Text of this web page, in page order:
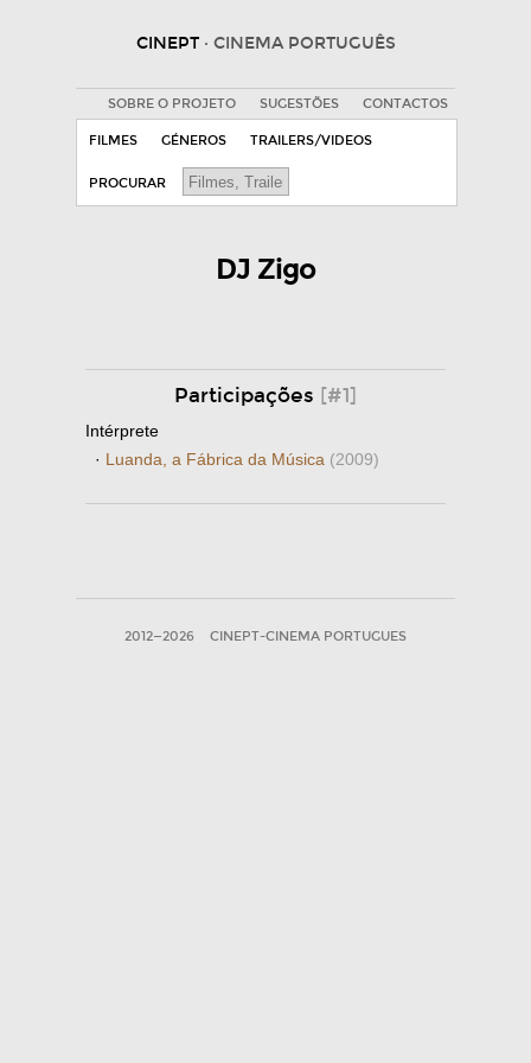
CINEPT · CINEMA PORTUGUÊS
SOBRE O PROJETO SUGESTÕES CONTACTOS
FILMES GÉNEROS TRAILERS/VIDEOS
PROCURAR
DJ Zigo
Participações [#1]
Intérprete
· Luanda, a Fábrica da Música (2009)
2012—2026 CINEPT-CINEMA PORTUGUES